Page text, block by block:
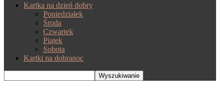
Kartka na dzień dobry
Poniedziałek
Środa
Czwartek
Piątek
Sobota
Kartki na dobranoc